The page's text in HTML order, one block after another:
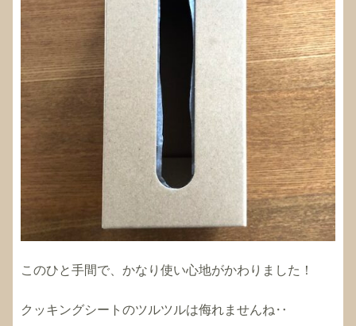
このひと手間で、かなり使い心地がかわりました！
クッキングシートのツルツルは侮れませんね‥